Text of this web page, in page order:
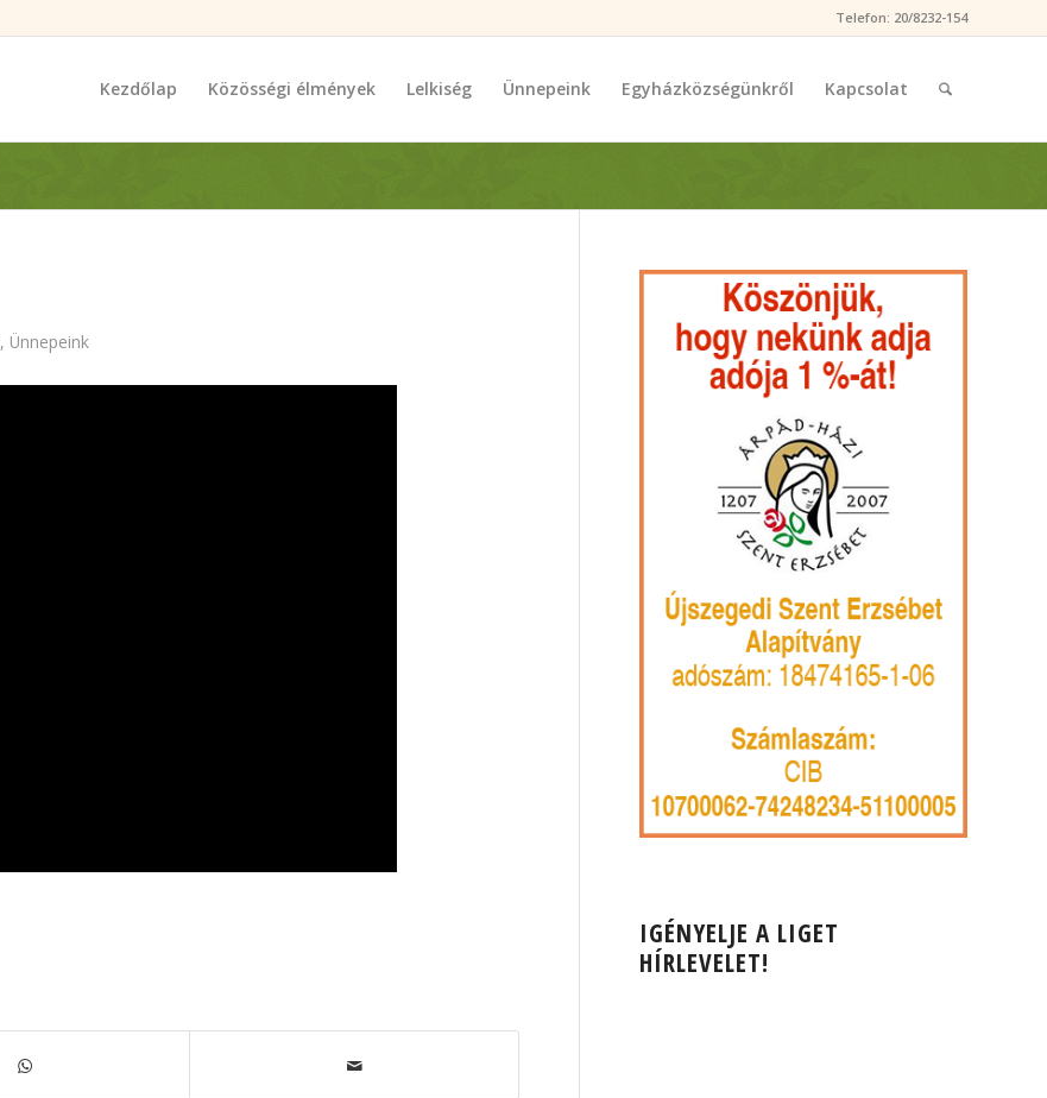
Telefon: 20/8232-154
Kezdőlap Közösségi élmények Lelkiség Ünnepeink Egyházközségünkről Kapcsolat
, Ünnepeink
IGÉNYELJE A LIGET
HÍRLEVELET!